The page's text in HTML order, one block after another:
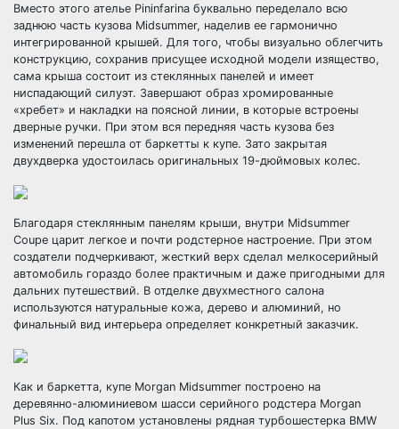
Вместо этого ателье Pininfarina буквально переделало всю
заднюю часть кузова Midsummer, наделив ее гармонично
интегрированной крышей. Для того, чтобы визуально облегчить
конструкцию, сохранив присущее исходной модели изящество,
сама крыша состоит из стеклянных панелей и имеет
ниспадающий силуэт. Завершают образ хромированные
«хребет» и накладки на поясной линии, в которые встроены
дверные ручки. При этом вся передняя часть кузова без
изменений перешла от баркетты к купе. Зато закрытая
двухдверка удостоилась оригинальных 19-дюймовых колес.
Благодаря стеклянным панелям крыши, внутри Midsummer
Coupe царит легкое и почти родстерное настроение. При этом
создатели подчеркивают, жесткий верх сделал мелкосерийный
автомобиль гораздо более практичным и даже пригодными для
дальних путешествий. В отделке двухместного салона
используются натуральные кожа, дерево и алюминий, но
финальный вид интерьера определяет конкретный заказчик.
Как и баркетта, купе Morgan Midsummer построено на
деревянно-алюминиевом шасси серийного родстера Morgan
Plus Six. Под капотом установлены рядная турбошестерка BMW